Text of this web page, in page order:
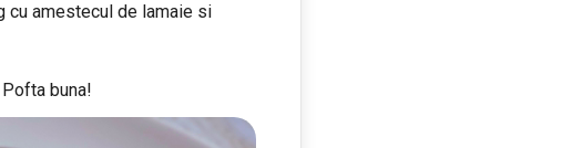
cu amestecul de lamaie si
buna!